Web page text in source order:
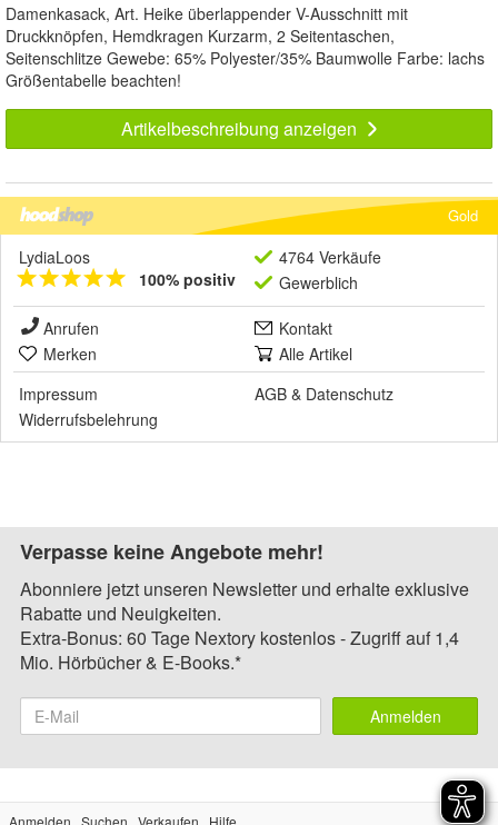
Damenkasack, Art. Heike überlappender V-Ausschnitt mit
Druckknöpfen, Hemdkragen Kurzarm, 2 Seitentaschen,
Seitenschlitze Gewebe: 65% Polyester/35% Baumwolle Farbe: lachs
Größentabelle beachten!
Artikelbeschreibung anzeigen
Gold
LydiaLoos
100% positiv
4764 Verkäufe
Gewerblich
Anrufen
Kontakt
Merken
Alle Artikel
Impressum
AGB & Datenschutz
Widerrufsbelehrung
Verpasse keine Angebote mehr!
Abonniere jetzt unseren Newsletter und erhalte exklusive
Rabatte und Neuigkeiten.
Extra-Bonus: 60 Tage Nextory kostenlos - Zugriff auf 1,4
Mio. Hörbücher & E-Books.*
Anmelden
Anmelden Suchen Verkaufen Hilfe